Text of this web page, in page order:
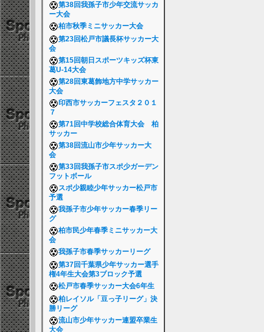
第38回我孫子市少年交流サッカ
ー大会
柏市秋季ミニサッカー大会
第23回松戸市議長杯サッカー大
会
第15回朝日スポーツキッズ杯東
葛U-14大会
第28回東葛飾地方中学サッカー
大会
印西市サッカーフェスタ２０１
７
第71回中学校総合体育大会 柏
サッカー
第38回流山市少年サッカー大
会
第33回我孫子市スポ少ガーデン
フットボール
スポ少親睦少年サッカー松戸市
予選
我孫子市少年サッカー春季リー
グ
柏市民少年春季ミニサッカー大
会
我孫子市春季サッカーリーグ
第37回千葉県少年サッカー選手
権4年生大会第3ブロック予選
松戸市春季サッカー大会6年生
柏レイソル「豆っ子リーグ」決
勝リーグ
流山市少年サッカー連盟卒業生
大会